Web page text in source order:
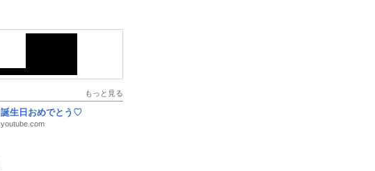
もっと見る
誕生日おめでとう♡
youtube.com